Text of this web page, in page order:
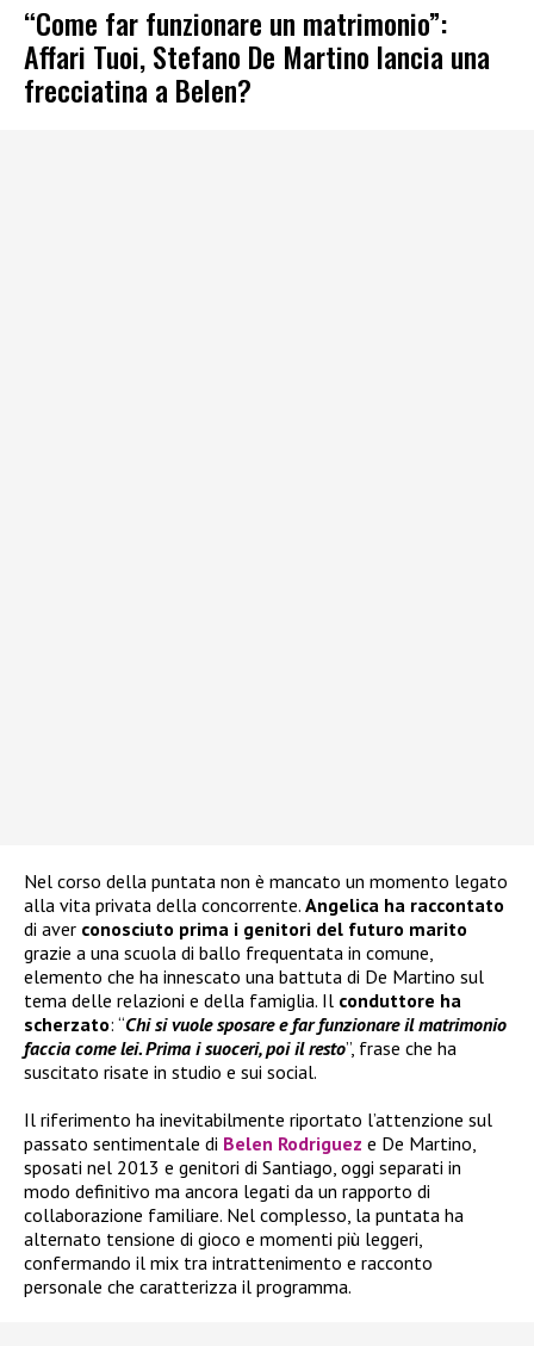
“Come far funzionare un matrimonio”:
Affari Tuoi, Stefano De Martino lancia una
frecciatina a Belen?
Nel corso della puntata non è mancato un momento legato
alla vita privata della concorrente. Angelica ha raccontato
di aver conosciuto prima i genitori del futuro marito
grazie a una scuola di ballo frequentata in comune,
elemento che ha innescato una battuta di De Martino sul
tema delle relazioni e della famiglia. Il conduttore ha
scherzato: “Chi si vuole sposare e far funzionare il matrimonio
faccia come lei. Prima i suoceri, poi il resto”, frase che ha
suscitato risate in studio e sui social.
Il riferimento ha inevitabilmente riportato l’attenzione sul
passato sentimentale di Belen Rodriguez e De Martino,
sposati nel 2013 e genitori di Santiago, oggi separati in
modo definitivo ma ancora legati da un rapporto di
collaborazione familiare. Nel complesso, la puntata ha
alternato tensione di gioco e momenti più leggeri,
confermando il mix tra intrattenimento e racconto
personale che caratterizza il programma.